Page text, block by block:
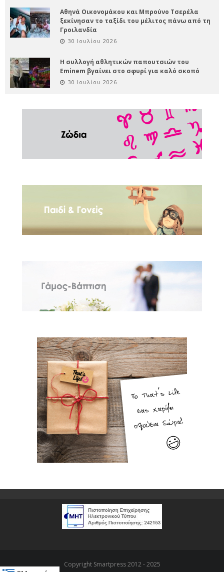
Αθηνά Οικονομάκου και Μπρούνο Τσερέλα
ξεκίνησαν το ταξίδι του μέλιτος πάνω από τη
Γροιλανδία
30 Ιουλίου 2026
Η συλλογή αθλητικών παπουτσιών του
Eminem βγαίνει στο σφυρί για καλό σκοπό
30 Ιουλίου 2026
Copyright Smartpress 2012 - 2025